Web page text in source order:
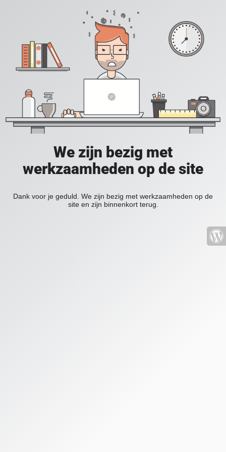
We zijn bezig met
werkzaamheden op de site
Dank voor je geduld. We zijn bezig met werkzaamheden op de
site en zijn binnenkort terug.